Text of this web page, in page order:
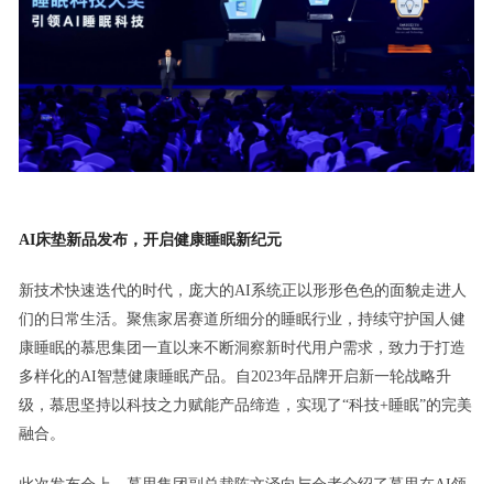
AI床垫新品发布，开启健康睡眠新纪元
新技术快速迭代的时代，庞大的AI系统正以形形色色的面貌走进人
们的日常生活。聚焦家居赛道所细分的睡眠行业，持续守护国人健
康睡眠的慕思集团一直以来不断洞察新时代用户需求，致力于打造
多样化的AI智慧健康睡眠产品。自2023年品牌开启新一轮战略升
级，慕思坚持以科技之力赋能产品缔造，实现了“科技+睡眠”的完美
融合。